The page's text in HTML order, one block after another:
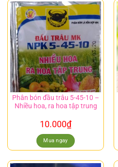
Phân bón đầu trâu 5-45-10 –
Nhiều hoa, ra hoa tập trung
10.000₫
Mua ngay